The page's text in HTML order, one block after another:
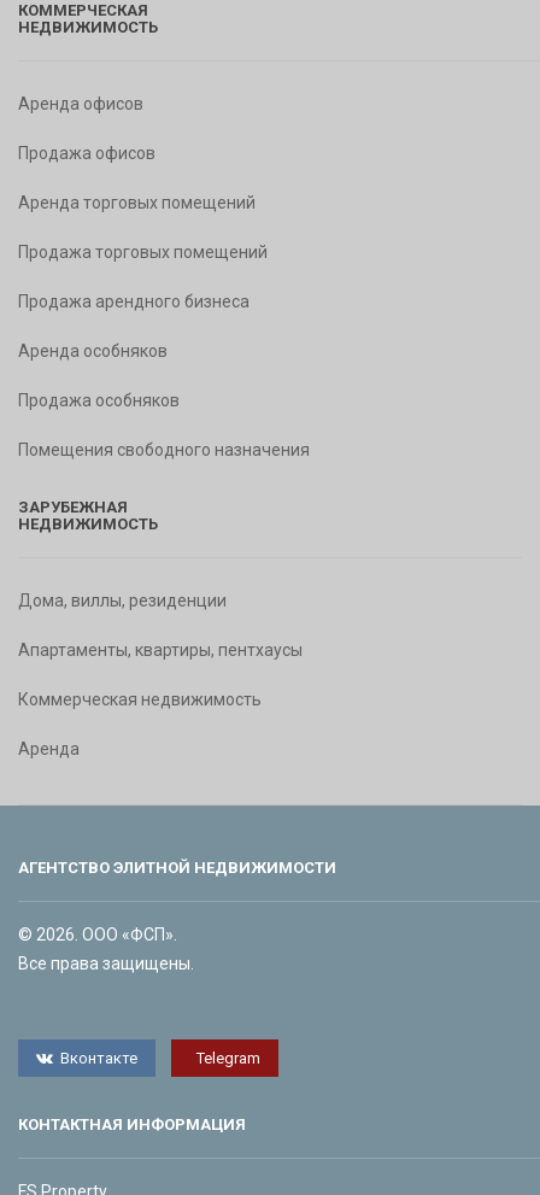
КОММЕРЧЕСКАЯ
НЕДВИЖИМОСТЬ
Аренда офисов
Продажа офисов
Аренда торговых помещений
Продажа торговых помещений
Продажа арендного бизнеса
Аренда особняков
Продажа особняков
Помещения свободного назначения
ЗАРУБЕЖНАЯ
НЕДВИЖИМОСТЬ
Дома, виллы, резиденции
Апартаменты, квартиры, пентхаусы
Коммерческая недвижимость
Аренда
АГЕНТСТВО ЭЛИТНОЙ НЕДВИЖИМОСТИ
© 2026. ООО «ФСП».
Все права защищены.
Вконтакте Telegram
КОНТАКТНАЯ ИНФОРМАЦИЯ